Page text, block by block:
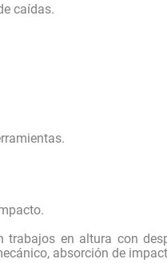
caídas.
trabajos en altura con
absorción de